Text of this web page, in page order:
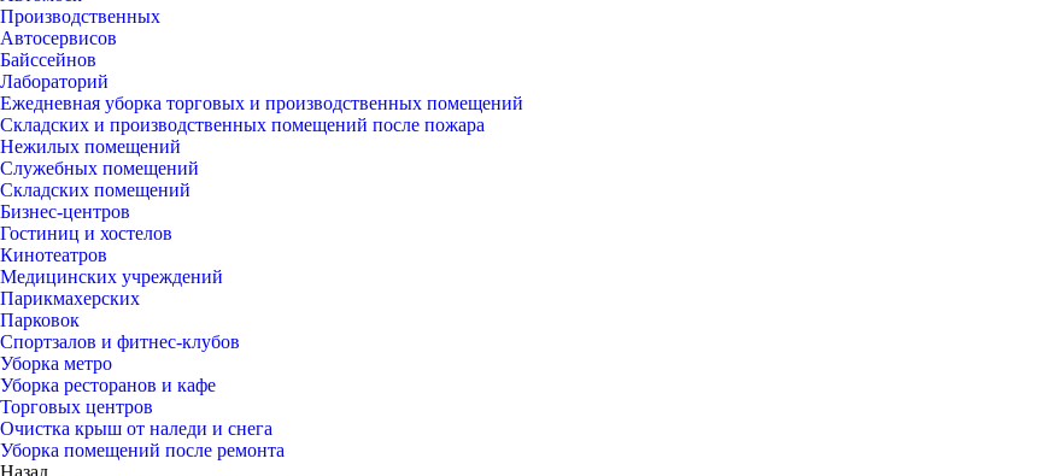
Производственных
Автосервисов
Байссейнов
Лабораторий
Ежедневная уборка торговых и производственных помещений
Складских и производственных помещений после пожара
Нежилых помещений
Служебных помещений
Складских помещений
Бизнес-центров
Гостиниц и хостелов
Кинотеатров
Медицинских учреждений
Парикмахерских
Парковок
Спортзалов и фитнес-клубов
Уборка метро
Уборка ресторанов и кафе
Торговых центров
Очистка крыш от наледи и снега
Уборка помещений после ремонта
Назад